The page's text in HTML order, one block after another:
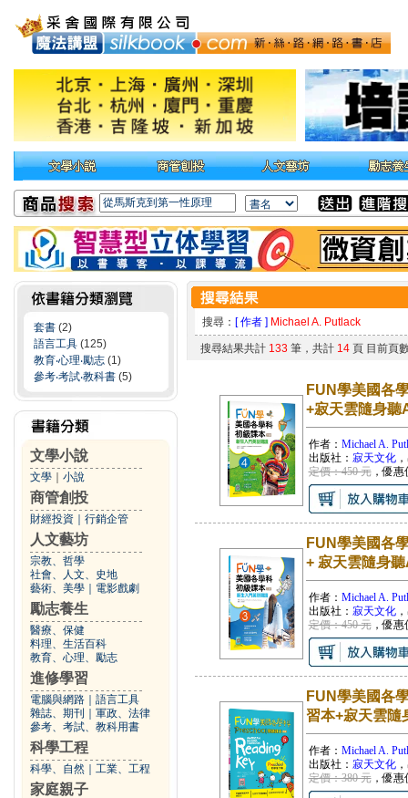
套書 (2)
語言工具 (125)
教育‧心理‧勵志 (1)
參考‧考試‧教科書 (5)
文學小說
文學 小說
商管創投
財經投資 行銷企管
人文藝坊
宗教、哲學
社會、人文、史地
藝術、美學
電影戲劇
勵志養生
醫療、保健
料理、生活百科
教育、心理、勵志
進修學習
電腦與網路
語言工具
雜誌、期刊
軍政、法律
參考、考試、教科用書
科學工程
科學、自然 工業、工程
家庭親子
搜尋： [ 作者 ] Michael A. Putlack
搜尋結果共計 133 筆，共計 14頁 目前頁
FUN學美國各
+寂天雲隨身聽
作者： Michael A.
出版社： 寂天文化
定價：450 元，優惠
FUN學美國各
+ 寂天雲隨身
作者： Michael A.
出版社： 寂天文化
定價：450 元，優惠
FUN學美國各
習本+寂天雲隨
作者： Michael A.
出版社： 寂天文化
定價：380 元，優惠